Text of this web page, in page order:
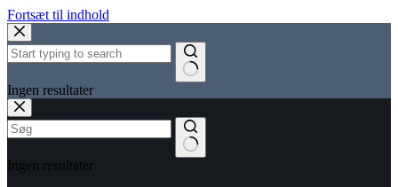
Fortsæt til indhold
Ingen resultater
Ingen resultater